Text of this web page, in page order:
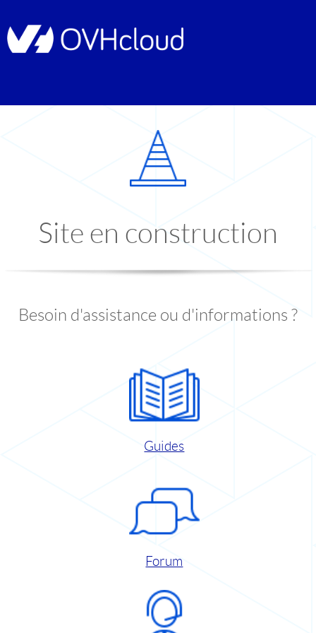
Site en construction
Besoin d'assistance ou d'informations ?
Guides
Forum